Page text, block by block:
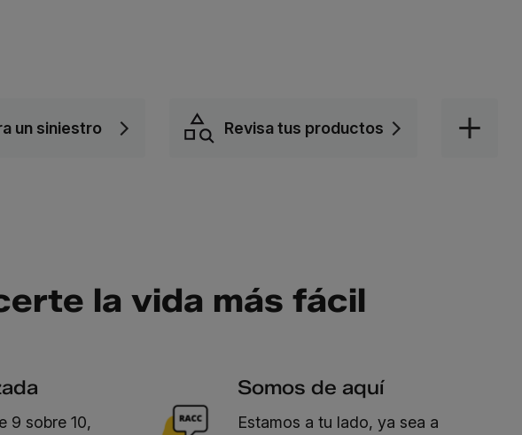
un siniestro Revisa tus productos
la vida más fácil
9 sobre 10,
Somos de aquí
Estamos a tu lado, ya sea a